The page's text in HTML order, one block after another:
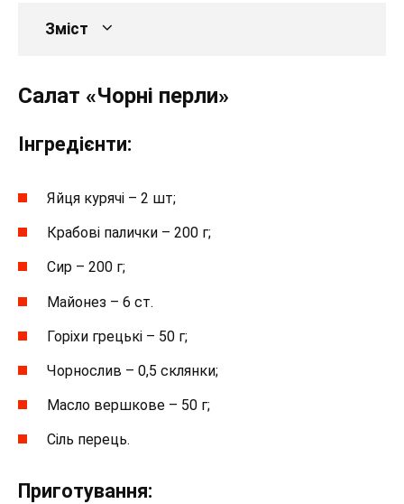
Зміст
Салат «Чорні перли»
Інгредієнти:
Яйця курячі – 2 шт;
Крабові палички – 200 г;
Сир – 200 г;
Майонез – 6 ст.
Горіхи грецькі – 50 г;
Чорнослив – 0,5 склянки;
Масло вершкове – 50 г;
Сіль перець.
Приготування: